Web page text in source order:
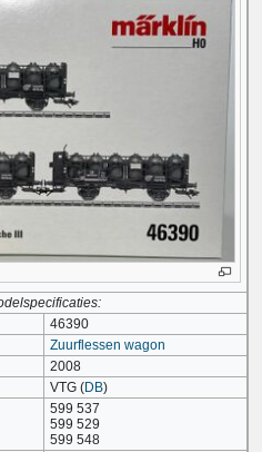
46390
Zuurflessen wagon
2008
VTG (DB)
599 537
599 529
599 548